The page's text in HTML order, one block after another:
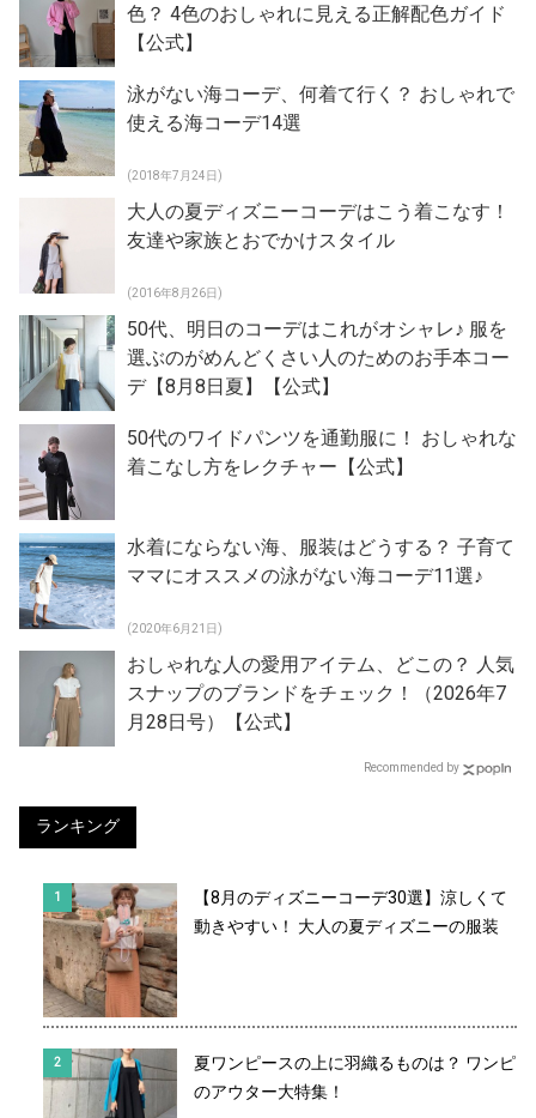
色？ 4色のおしゃれに見える正解配色ガイド
【公式】
泳がない海コーデ、何着て行く？ おしゃれで
使える海コーデ14選
(2018年7月24日)
大人の夏ディズニーコーデはこう着こなす！
友達や家族とおでかけスタイル
(2016年8月26日)
50代、明日のコーデはこれがオシャレ♪ 服を
選ぶのがめんどくさい人のためのお手本コー
デ【8月8日夏】【公式】
50代のワイドパンツを通勤服に！ おしゃれな
着こなし方をレクチャー【公式】
水着にならない海、服装はどうする？ 子育て
ママにオススメの泳がない海コーデ11選♪
(2020年6月21日)
おしゃれな人の愛用アイテム、どこの？ 人気
スナップのブランドをチェック！（2026年7
月28日号）【公式】
Recommended by
ランキング
【8月のディズニーコーデ30選】涼しくて
動きやすい！ 大人の夏ディズニーの服装
夏ワンピースの上に羽織るものは？ ワンピ
のアウター大特集！